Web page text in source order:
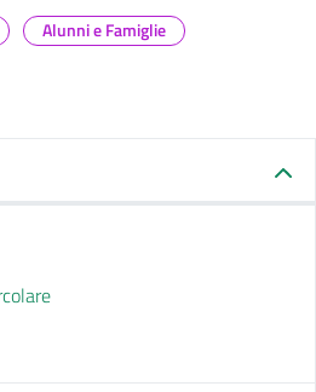
Alunni e Famiglie